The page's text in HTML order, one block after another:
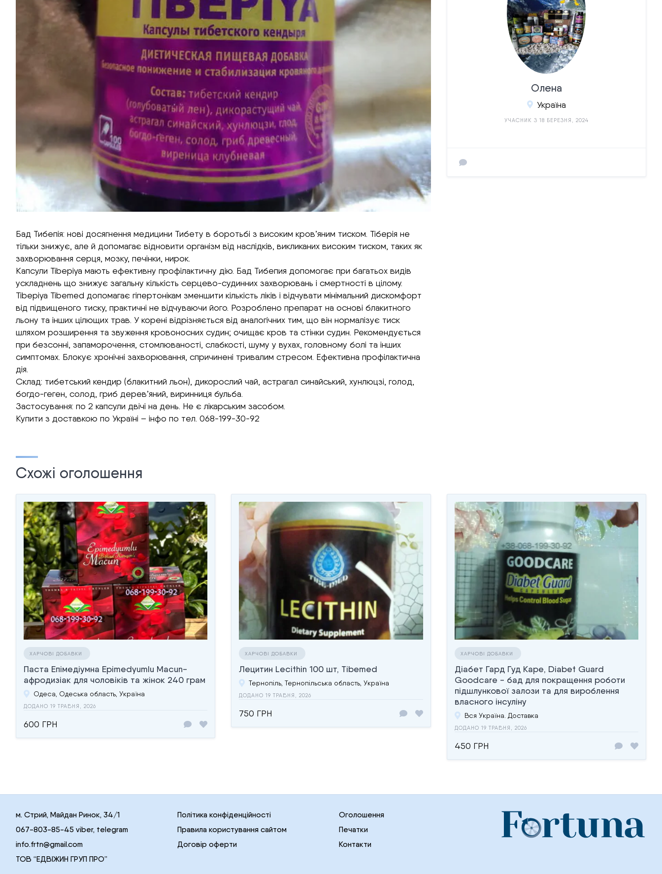
Бад Тибепія: нові досягнення медицини Тибету в боротьбі з високим кров’яним тиском. Тіберія не
тільки знижує, але й допомагає відновити організм від наслідків, викликаних високим тиском, таких як
захворювання серця, мозку, печінки, нирок.
Капсули Tibepiya мають ефективну профілактичну дію. Бад Тибепия допомогає при багатьох видів
ускладнень що знижує загальну кількість серцево-судинних захворювань і смертності в цілому.
Tibepiya Tibemed допомагає гіпертонікам зменшити кількість ліків і відчувати мінімальний дискомфорт
від підвищеного тиску, практичні не відчуваючи його. Розроблено препарат на основі блакитного
льону та інших цілющих трав. У корені відрізняється від аналогічних тим, що він нормалізує тиск
шляхом розширення та звуження кровоносних судин; очищає кров та стінки судин. Рекомендується
при безсонні, запаморочення, стомлюваності, слабкості, шуму у вухах, головному болі та інших
симптомах. Блокує хронічні захворювання, спричинені тривалим стресом. Ефективна профілактична
дія.
Склад: тибетський кендир (блакитний льон), дикорослий чай, астрагал синайський, хунлюцзі, голод,
богдо-геген, солод, гриб дерев’яний, виринниця бульба.
Застосування: по 2 капсули двічі на день. Не є лікарським засобом.
Купити з доставкою по Україні – інфо по тел. 068-199-30-92
Олена
Україна
УЧАСНИК З 18 БЕРЕЗНЯ, 2024
Схожі оголошення
ХАРЧОВІ ДОБАВКИ
Паста Епімедіумна Epimedyumlu Macun-
афродизіак для чоловіків та жінок 240 грам
Одеса, Одеська область, Україна
ДОДАНО 19 ТРАВНЯ, 2026
600 ГРН
ХАРЧОВІ ДОБАВКИ
Лецитин Lecithin 100 шт, Тibemed
Тернопіль, Тернопільська область, Україна
ДОДАНО 19 ТРАВНЯ, 2026
750 ГРН
ХАРЧОВІ ДОБАВКИ
Діабет Гард Гуд Каре, Diabet Guard
Goodcare - бад для покращення роботи
підшлункової залози та для вироблення
власного інсуліну
Вся Україна. Доставка
ДОДАНО 19 ТРАВНЯ, 2026
450 ГРН
м. Стрий, Майдан Ринок, 34/1
067-803-85-45 viber, telegram
info.frtn@gmail.com
ТОВ “ЕДВІЖИН ГРУП ПРО”
Політика конфіденційності
Правила користування сайтом
Договір оферти
Оголошення
Печатки
Контакти